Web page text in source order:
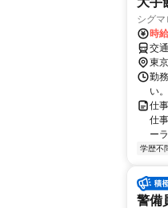
シグ
時
交
東
勤
い
仕
仕
ー
学歴不
警備